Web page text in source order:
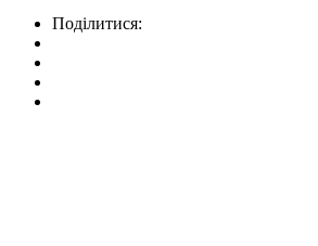
Поділитися: